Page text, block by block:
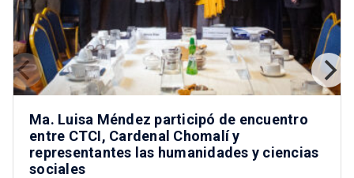
Ma. Luisa Méndez participó de encuentro
entre CTCI, Cardenal Chomalí y
representantes las humanidades y ciencias
sociales